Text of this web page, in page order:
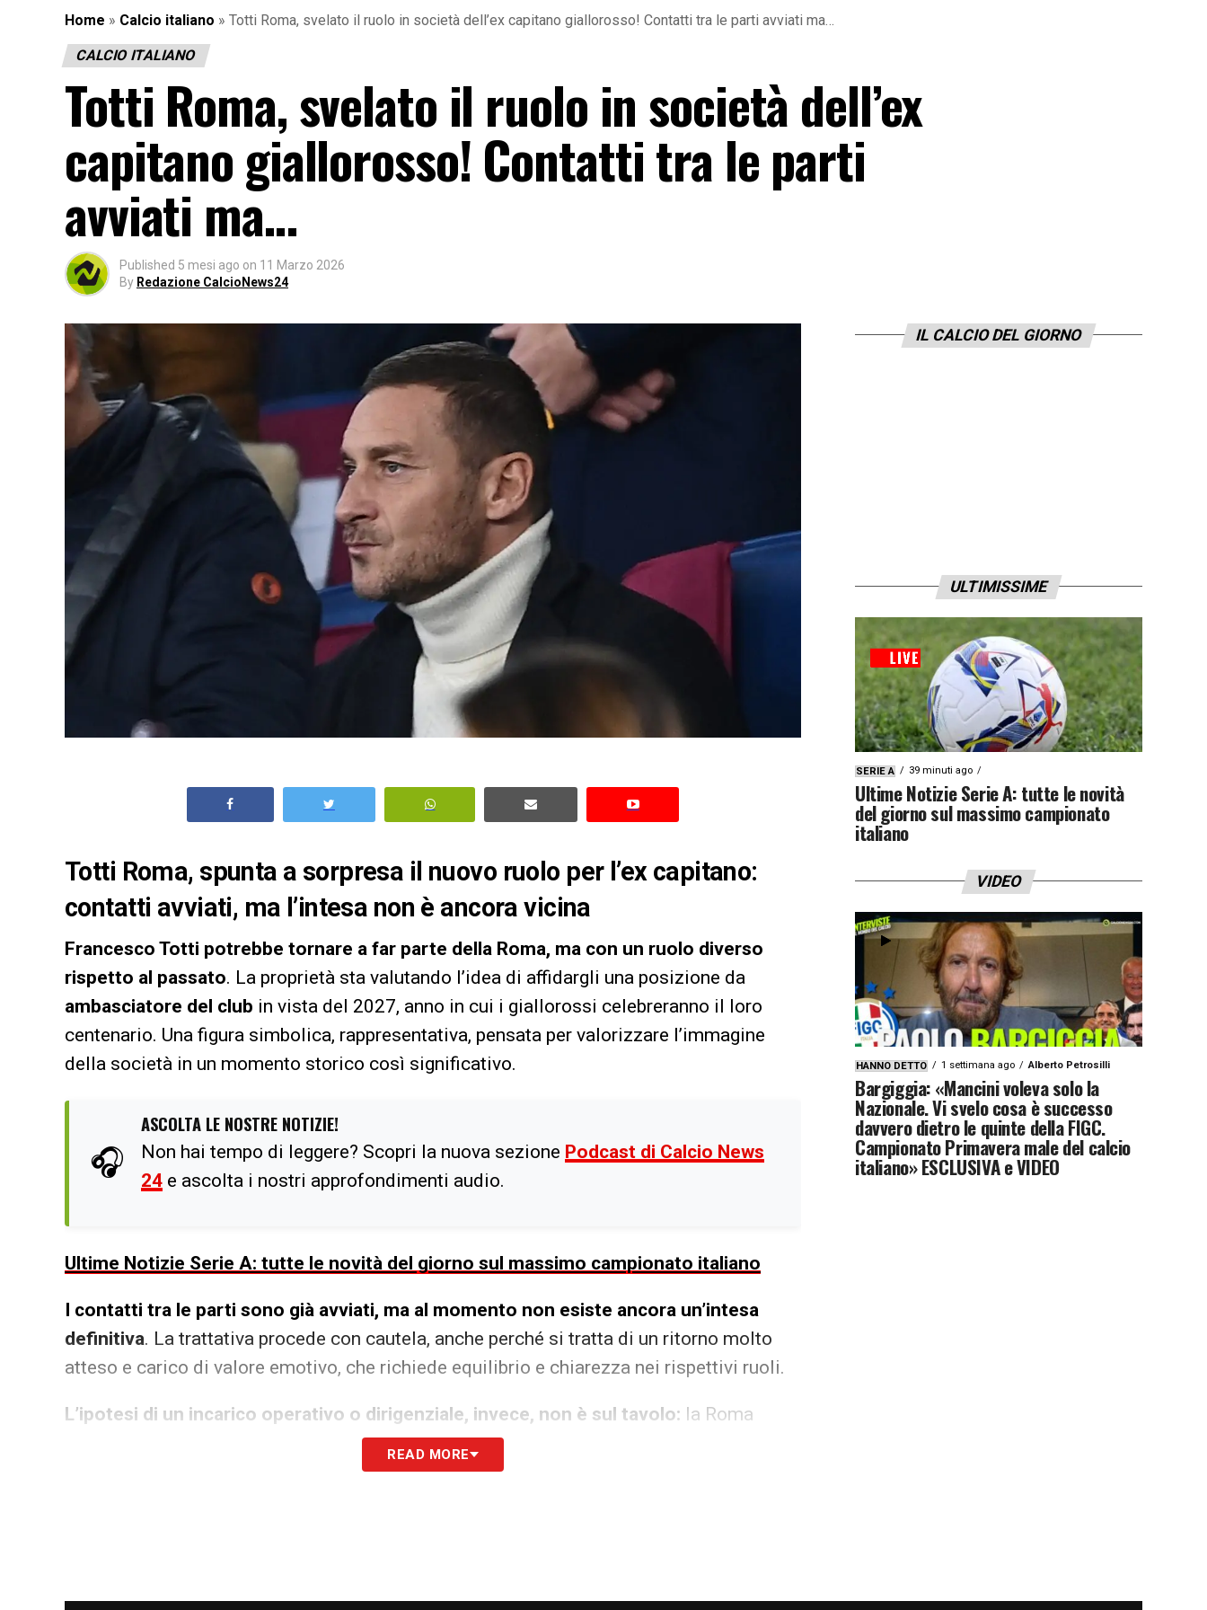
Home » Calcio italiano » Totti Roma, svelato il ruolo in società dell’ex capitano giallorosso! Contatti tra le parti avviati ma…
CALCIO ITALIANO
Totti Roma, svelato il ruolo in società dell’ex
capitano giallorosso! Contatti tra le parti
avviati ma…
Published 5 mesi ago on 11 Marzo 2026
By Redazione CalcioNews24
Totti Roma, spunta a sorpresa il nuovo ruolo per l’ex capitano:
contatti avviati, ma l’intesa non è ancora vicina
Francesco Totti potrebbe tornare a far parte della Roma, ma con un ruolo diverso
rispetto al passato. La proprietà sta valutando l’idea di affidargli una posizione da
ambasciatore del club in vista del 2027, anno in cui i giallorossi celebreranno il loro
centenario. Una figura simbolica, rappresentativa, pensata per valorizzare l’immagine
della società in un momento storico così significativo.
🎧
ASCOLTA LE NOSTRE NOTIZIE!
Non hai tempo di leggere? Scopri la nuova sezione Podcast di Calcio News
24 e ascolta i nostri approfondimenti audio.
Ultime Notizie Serie A: tutte le novità del giorno sul massimo campionato italiano
I contatti tra le parti sono già avviati, ma al momento non esiste ancora un’intesa
definitiva. La trattativa procede con cautela, anche perché si tratta di un ritorno molto
atteso e carico di valore emotivo, che richiede equilibrio e chiarezza nei rispettivi ruoli.
L’ipotesi di un incarico operativo o dirigenziale, invece, non è sul tavolo: la Roma
immagina per Totti una funzione istituzionale, di rappresentanza, che possa riavvicinarlo
al club senza sovrapporsi alle attuali strutture societarie. Secondo
READ MORE
IL CALCIO DEL GIORNO
ULTIMISSIME
SERIE A 39 minuti ago
Ultime Notizie Serie A: tutte le novità
del giorno sul massimo campionato
italiano
VIDEO
HANNO DETTO 1 settimana ago Alberto Petrosilli
Bargiggia: «Mancini voleva solo la
Nazionale. Vi svelo cosa è successo
davvero dietro le quinte della FIGC.
Campionato Primavera male del calcio
italiano» ESCLUSIVA e VIDEO